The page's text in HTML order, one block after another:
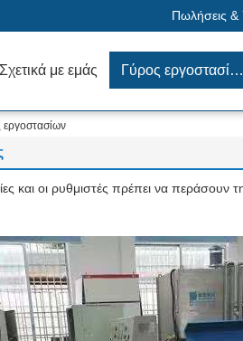
Πωλήσεις &
Σχετικά με εμάς Γύρος εργοστασίων
και οι ρυθμιστές πρέπει να